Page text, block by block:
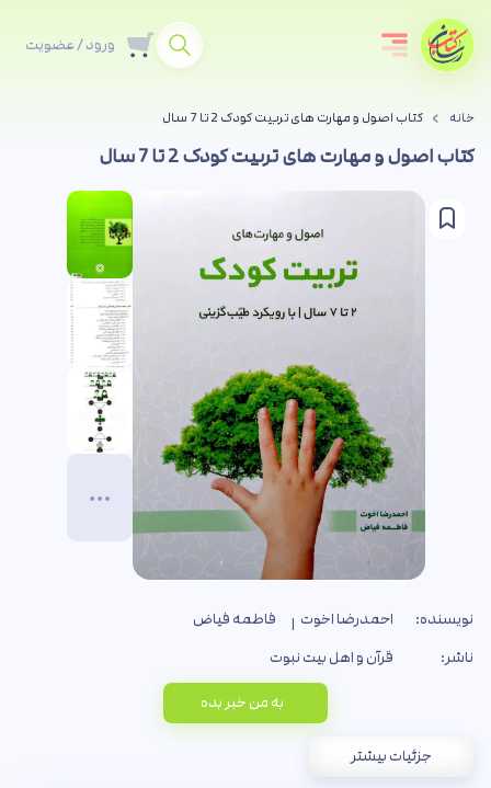
ورود / عضویت
خانه کتاب اصول و مهارت های تربیت کودک 2 تا 7 سال
کتاب اصول و مهارت های تربیت کودک 2 تا 7 سال
نویسنده: احمدرضا اخوت
فاطمه فیاض
ناشر:
قرآن و اهل بیت نبوت
به من خبر بده
جزئیات بیشتر